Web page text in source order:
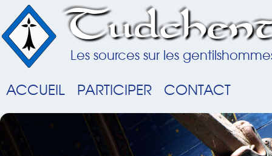
Les sources sur les
ACCUEIL PARTICIPER CONTACT